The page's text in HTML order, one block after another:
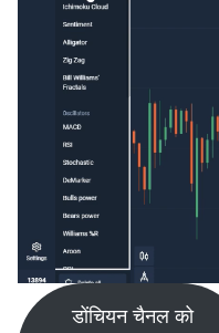
डोंचियन चैनल को